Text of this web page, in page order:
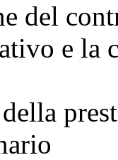
del
e la